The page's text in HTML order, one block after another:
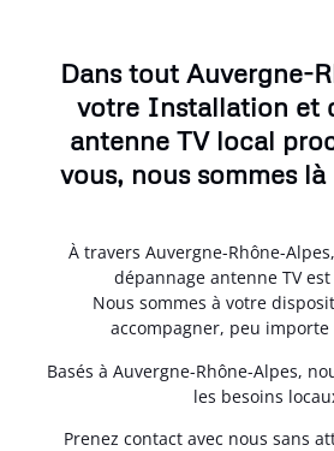
Dans tout Auvergne-
votre Installation et
antenne TV local
vous, nous sommes
À travers Auvergne-Rhône-
dépannage antenne TV
Nous sommes à votre
accompagner, peu
Basés à Auvergne-Rhône-Alpes,
les besoins
Prenez contact avec nous sans